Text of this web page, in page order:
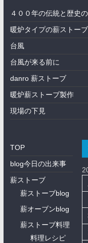
４００年の伝統と歴史
暖炉タイプの薪ストーブ
台風
台風が来る前に
danro 薪ストーブ
暖炉薪ストーブ製作
現場の下見
TOP
blog今日の出来事
薪ストーブ
薪ストーブblog
薪オーブンblog
薪ストーブ料理
料理レシピ